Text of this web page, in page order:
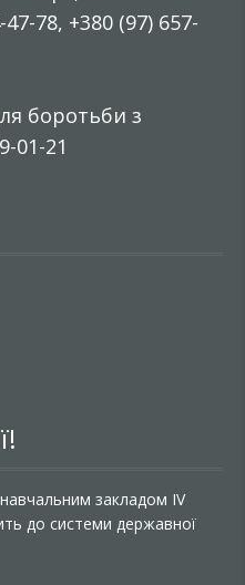
78, +380 (97) 657-
боротьби з
01-21
закладом IV
до системи державної